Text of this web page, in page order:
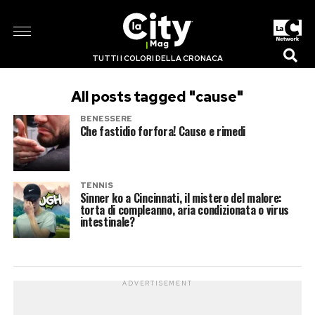
TUTTI I COLORI DELLA CRONACA
All posts tagged "cause"
BENESSERE
Che fastidio forfora! Cause e rimedi
TENNIS
Sinner ko a Cincinnati, il mistero del malore:
torta di compleanno, aria condizionata o virus
intestinale?
ADVERTISEMENT